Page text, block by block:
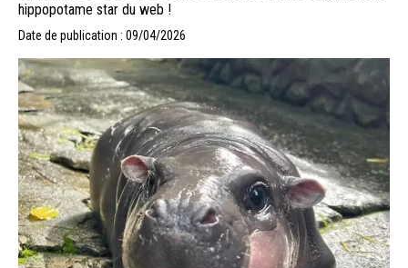
hippopotame star du web !
Date de publication : 09/04/2026